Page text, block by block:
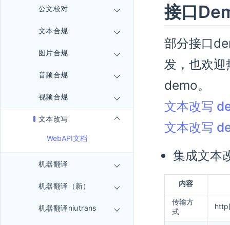
公文校对
文本合规
图片合规
音频合规
视频合规
文本改写
WebAPI文档
机器翻译
机器翻译（新）
机器翻译niutrans
接口
部分接口
发，也欢
demo。
文本改写
文本改写
集成文本
内容
传输方
式